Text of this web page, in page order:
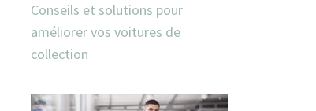
Conseils et solutions pour
améliorer vos voitures de
collection